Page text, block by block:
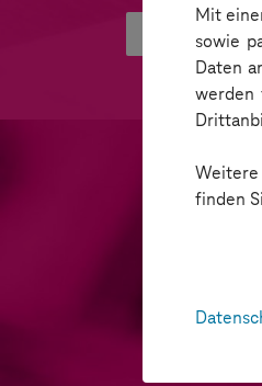
Mit
sowie
Daten
werden
finden
Green